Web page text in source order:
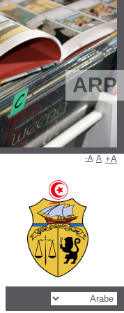
La Méditerranée:
La Méditerranée: propriété et